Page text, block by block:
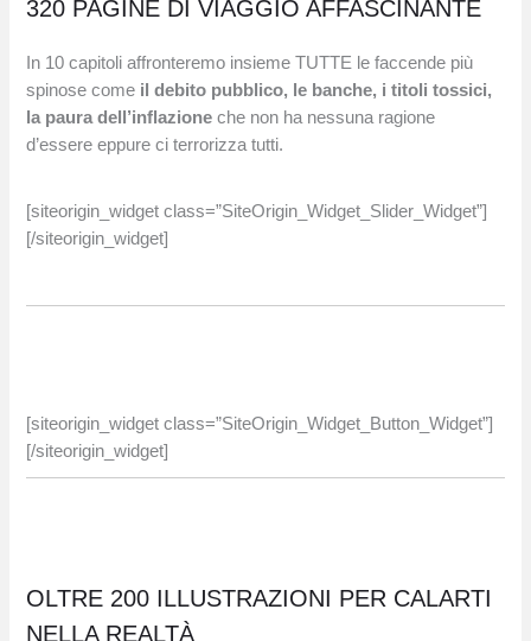
320 PAGINE DI VIAGGIO AFFASCINANTE
In 10 capitoli affronteremo insieme TUTTE le faccende più
spinose come il debito pubblico, le banche, i titoli tossici,
la paura dell’inflazione che non ha nessuna ragione
d’essere eppure ci terrorizza tutti.
[siteorigin_widget class=”SiteOrigin_Widget_Slider_Widget”]
[/siteorigin_widget]
[siteorigin_widget class=”SiteOrigin_Widget_Button_Widget”]
[/siteorigin_widget]
OLTRE 200 ILLUSTRAZIONI PER CALARTI
NELLA REALTÀ